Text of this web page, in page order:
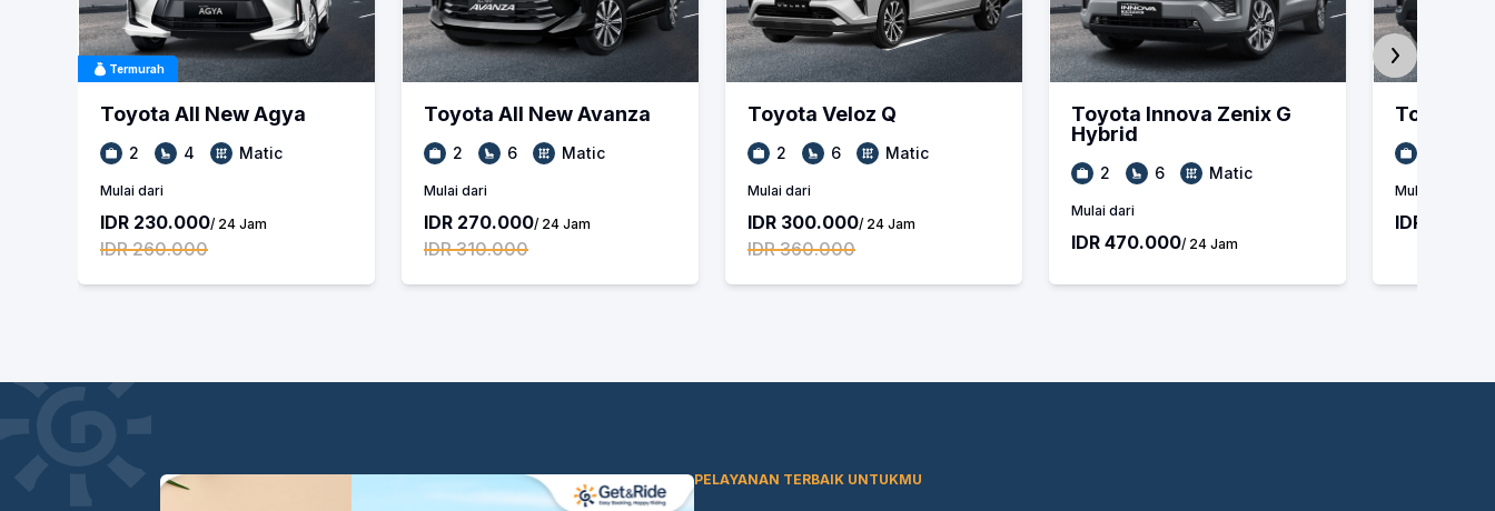
Termurah
Toyota All New Agya
2 4 Matic
Mulai dari
IDR 230.000/ 24 Jam
IDR 260.000
Toyota All New Avanza
2 6 Matic
Mulai dari
IDR 270.000/ 24 Jam
IDR 310.000
Toyota Veloz Q
2 6 Matic
Mulai dari
IDR 300.000/ 24 Jam
IDR 360.000
Toyota Innova Zenix G
Hybrid
2 6 Matic
Mulai dari
IDR 470.000/ 24 Jam
Toyota
Mulai dari
IDR
PELAYANAN TERBAIK UNTUKMU